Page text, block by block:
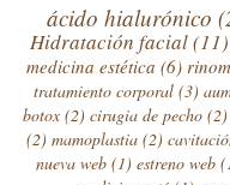
ácido hialurónico
Hidratación facial(11)
medicina estética (6)
tratamiento corporal (3)
botox (2) cirugia de pecho (2)
(2) mamoplastia (2)
nueva web (1) estreno web